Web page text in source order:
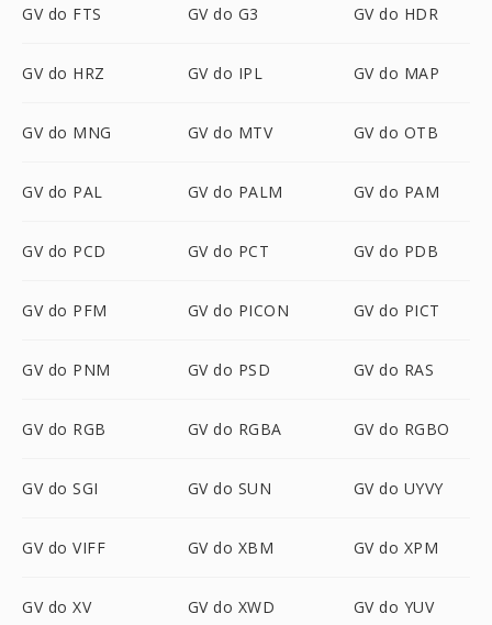
GV do FTS GV do G3 GV do HDR
GV do HRZ GV do IPL GV do MAP
GV do MNG GV do MTV GV do OTB
GV do PAL GV do PALM GV do PAM
GV do PCD GV do PCT GV do PDB
GV do PFM GV do PICON GV do PICT
GV do PNM GV do PSD GV do RAS
GV do RGB GV do RGBA GV do RGBO
GV do SGI GV do SUN GV do UYVY
GV do VIFF GV do XBM GV do XPM
GV do XV GV do XWD GV do YUV